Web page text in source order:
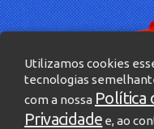
Utilizamos cookies
tecnologias
com a nossa Política
Privacidade e, ao